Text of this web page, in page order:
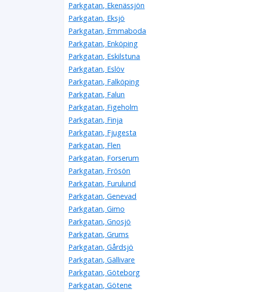
Parkgatan, Ekenässjön
Parkgatan, Eksjö
Parkgatan, Emmaboda
Parkgatan, Enköping
Parkgatan, Eskilstuna
Parkgatan, Eslöv
Parkgatan, Falköping
Parkgatan, Falun
Parkgatan, Figeholm
Parkgatan, Finja
Parkgatan, Fjugesta
Parkgatan, Flen
Parkgatan, Forserum
Parkgatan, Frösön
Parkgatan, Furulund
Parkgatan, Genevad
Parkgatan, Gimo
Parkgatan, Gnosjö
Parkgatan, Grums
Parkgatan, Gårdsjö
Parkgatan, Gällivare
Parkgatan, Göteborg
Parkgatan, Götene